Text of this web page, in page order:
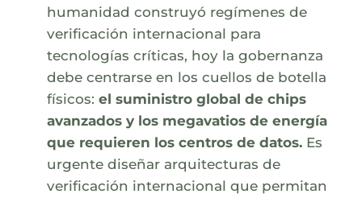
humanidad construyó regímenes de
verificación internacional para
tecnologías críticas, hoy la gobernanza
debe centrarse en los cuellos de botella
físicos: el suministro global de chips
avanzados y los megavatios de energía
que requieren los centros de datos. Es
urgente diseñar arquitecturas de
verificación internacional que permitan